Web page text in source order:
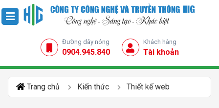
Đường dây nóng
0904.945.840
Khách hàng
Tài khoản
Trang chủ Kiến thức Thiết kế web